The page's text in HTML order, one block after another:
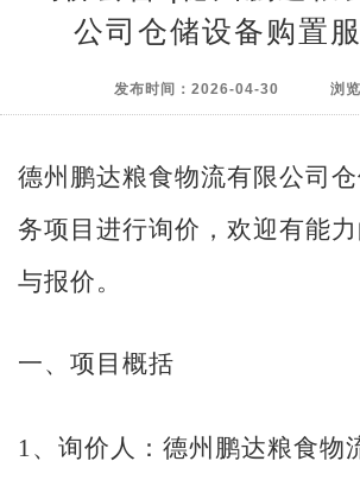
公司仓储设备购置
发布时间： 2026-04-30 浏
德州鹏达粮食物流有限公司
务项目进行询价，欢迎有能
与报价。
一、项目概括
1、询价人：德州鹏达粮食物